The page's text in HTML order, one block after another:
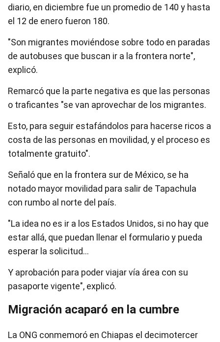
diario, en diciembre fue un promedio de 140 y hasta
el 12 de enero fueron 180.
"Son migrantes moviéndose sobre todo en paradas
de autobuses que buscan ir a la frontera norte",
explicó.
Remarcó que la parte negativa es que las personas
o traficantes "se van aprovechar de los migrantes.
Esto, para seguir estafándolos para hacerse ricos a
costa de las personas en movilidad, y el proceso es
totalmente gratuito".
Señaló que en la frontera sur de México, se ha
notado mayor movilidad para salir de Tapachula
con rumbo al norte del país.
"La idea no es ir a los Estados Unidos, si no hay que
estar allá, que puedan llenar el formulario y pueda
esperar la solicitud…
Y aprobación para poder viajar vía área con su
pasaporte vigente", explicó.
Migración acaparó en la cumbre
La ONG conmemoró en Chiapas el decimotercer